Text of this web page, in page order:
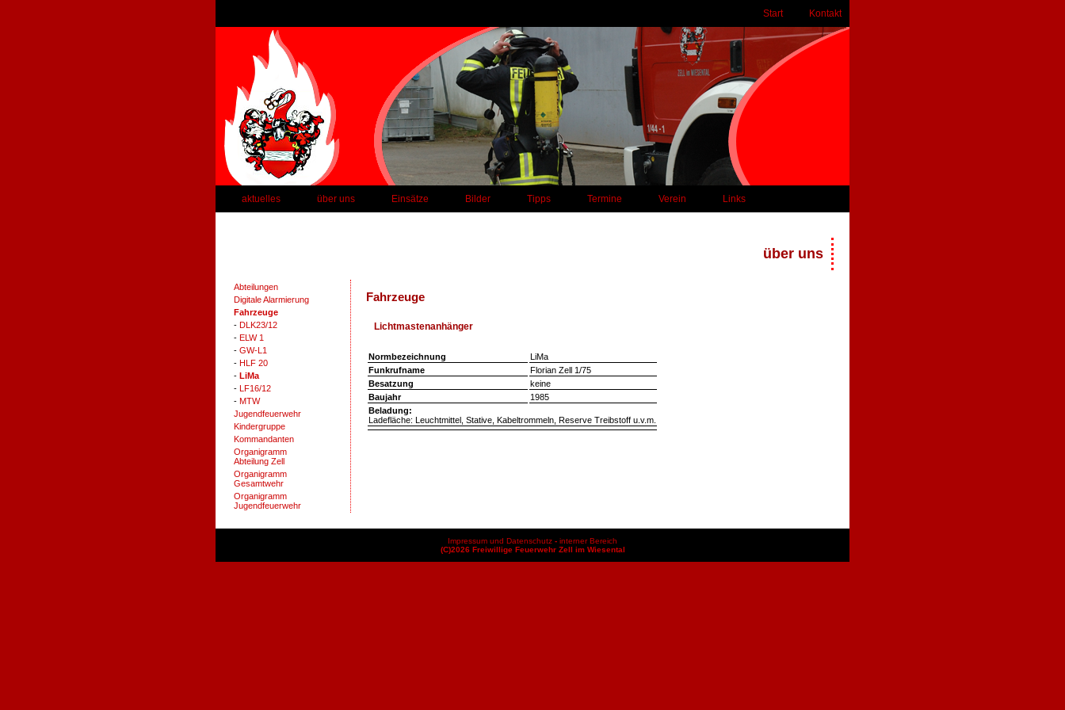
Start Kontakt
aktuelles über uns Einsätze Bilder Tipps Termine Verein Links
über uns
Abteilungen
Digitale Alarmierung
Fahrzeuge
- DLK23/12
- ELW 1
- GW-L1
- HLF 20
- LiMa
- LF16/12
- MTW
Jugendfeuerwehr
Kindergruppe
Kommandanten
Organigramm
Abteilung Zell
Organigramm
Gesamtwehr
Organigramm
Jugendfeuerwehr
Fahrzeuge
Lichtmastenanhänger
Normbezeichnung
LiMa
Funkrufname
Florian Zell 1/75
Besatzung
keine
Baujahr
1985
Beladung:
Ladefläche: Leuchtmittel, Stative, Kabeltrommeln, Reserve Treibstoff u.v.m.
Impressum und Datenschutz - interner Bereich
(C)2026 Freiwillige Feuerwehr Zell im Wiesental